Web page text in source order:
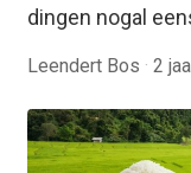
dingen nogal
Leendert Bos · 2